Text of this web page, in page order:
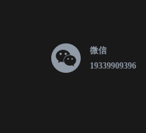
微信
19339909396